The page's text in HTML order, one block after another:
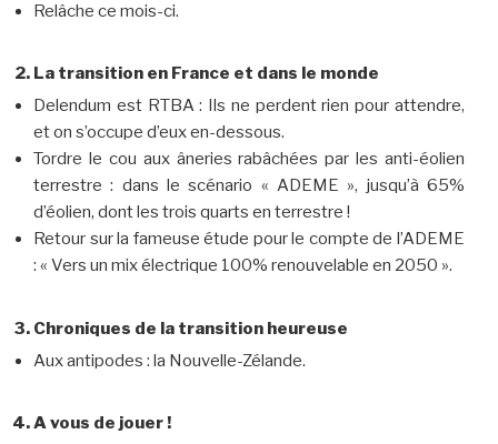
Relâche ce mois-ci.
La transition en France et dans le monde
Delendum est RTBA : Ils ne perdent rien pour attendre,
et on s’occupe d’eux en-dessous.
Tordre le cou aux âneries rabâchées par les anti-éolien
terrestre : dans le scénario « ADEME », jusqu’à 65%
d’éolien, dont les trois quarts en terrestre !
Retour sur la fameuse étude pour le compte de l’ADEME
: « Vers un mix électrique 100% renouvelable en 2050 ».
Chroniques de la transition heureuse
Aux antipodes : la Nouvelle-Zélande.
A vous de jouer !